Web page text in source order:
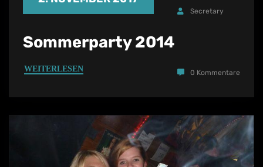
Secretary
Sommerparty 2014
WEITERLESEN 0 Kommentare